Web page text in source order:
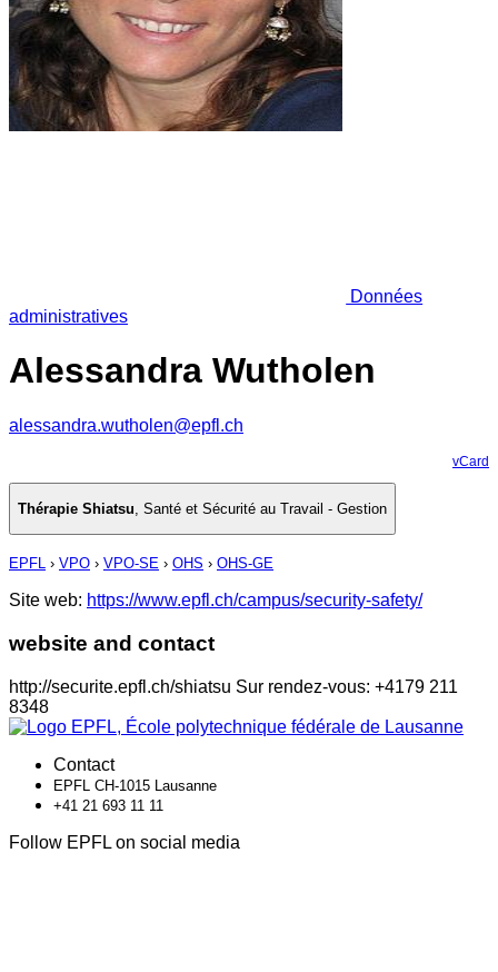
Données
administratives
Alessandra Wutholen
alessandra.wutholen@epfl.ch
vCard
Thérapie Shiatsu, Santé et Sécurité au Travail - Gestion
EPFL › VPO › VPO-SE › OHS › OHS-GE
Site web: https://www.epfl.ch/campus/security-safety/
website and contact
http://securite.epfl.ch/shiatsu Sur rendez-vous: +4179 211
8348
Contact
EPFL CH-1015 Lausanne
+41 21 693 11 11
Follow EPFL on social media